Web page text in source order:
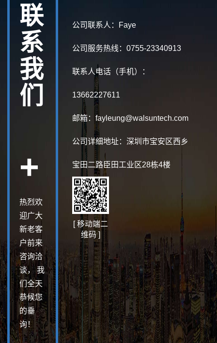
联
系
我
们
+
热烈欢
迎广大
新老客
户前来
咨询洽
谈， 我
们全天
恭候您
的垂
询！
公司联系人：Faye
公司服务热线：0755-23340913
联系人电话（手机）：
13662227611
邮箱：fayleung@walsuntech.com
公司详细地址：深圳市宝安区西乡
宝田二路臣田工业区28栋4楼
[ 移动端二
维码 ]